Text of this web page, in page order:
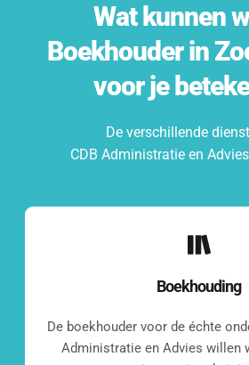
Boekhouder in
voor je
De verschillende
CDB Administratie en
Boekhouding
De boekhouder voor de échte
Administratie en Advies willen